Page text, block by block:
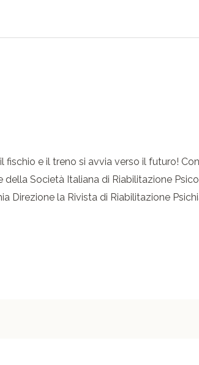
fischio e il treno si avvia verso il futuro!
della Società Italiana di Riabilitazione
Direzione la Rivista di Riabilitazione